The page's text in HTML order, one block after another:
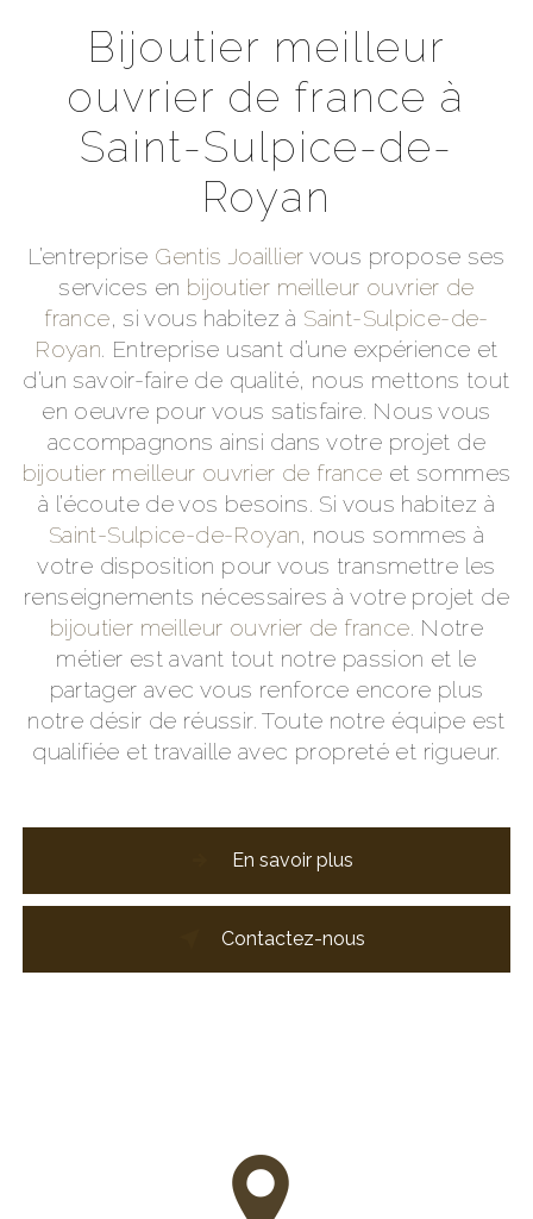
bijoutier meilleur
ouvrier de france à
Saint-Sulpice-de-
Royan
L’entreprise Gentis Joaillier vous propose ses
services en bijoutier meilleur ouvrier de
france, si vous habitez à Saint-Sulpice-de-
Royan . Entreprise usant d’une expérience et
d’un savoir-faire de qualité, nous mettons tout
en oeuvre pour vous satisfaire. Nous vous
accompagnons ainsi dans votre projet de
bijoutier meilleur ouvrier de france et sommes
à l’écoute de vos besoins. Si vous habitez à
Saint-Sulpice-de-Royan, nous sommes à
votre disposition pour vous transmettre les
renseignements nécessaires à votre projet de
bijoutier meilleur ouvrier de france . Notre
métier est avant tout notre passion et le
partager avec vous renforce encore plus
notre désir de réussir. Toute notre équipe est
qualifiée et travaille avec propreté et rigueur.
En savoir plus
Contactez-nous